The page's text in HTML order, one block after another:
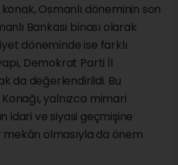
Osmanlı döneminin son
Bankası binası olarak
döneminde ise farklı
Demokrat Parti İl
da değerlendirildi. Bu
yalnızca mimari
idari ve siyasi geçmişine
mekân olmasıyla da önem